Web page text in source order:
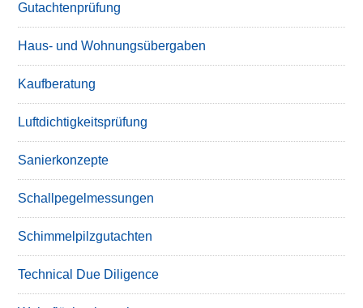
Gutachtenprüfung
Haus- und Wohnungsübergaben
Kaufberatung
Luftdichtigkeitsprüfung
Sanierkonzepte
Schallpegelmessungen
Schimmelpilzgutachten
Technical Due Diligence